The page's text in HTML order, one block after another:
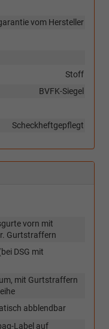
vom Hersteller
Stoff
BVFK-Siegel
Scheckheftgepflegt
vorn mit
Gurtstraffern
DSG mit
mit Gurtstraffern
abblendbar
Label auf